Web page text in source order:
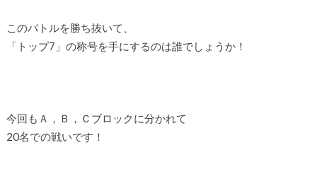
このバトルを勝ち抜いて、
「トップ7」の称号を手にするのは誰でしょうか！
今回もＡ，Ｂ，Ｃブロックに分かれて
20名での戦いです！